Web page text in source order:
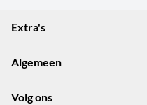
Extra's
Algemeen
Volg ons